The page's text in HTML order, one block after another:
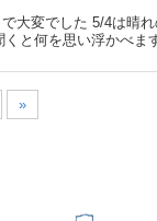
大変でした 5/4は晴
と何を思い浮かべま
»